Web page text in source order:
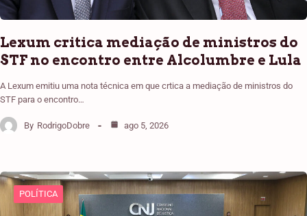
Lexum critica mediação de ministros do
STF no encontro entre Alcolumbre e Lula
A Lexum emitiu uma nota técnica em que crtica a mediação de ministros do
STF para o encontro…
By RodrigoDobre ago 5, 2026
POLÍTICA